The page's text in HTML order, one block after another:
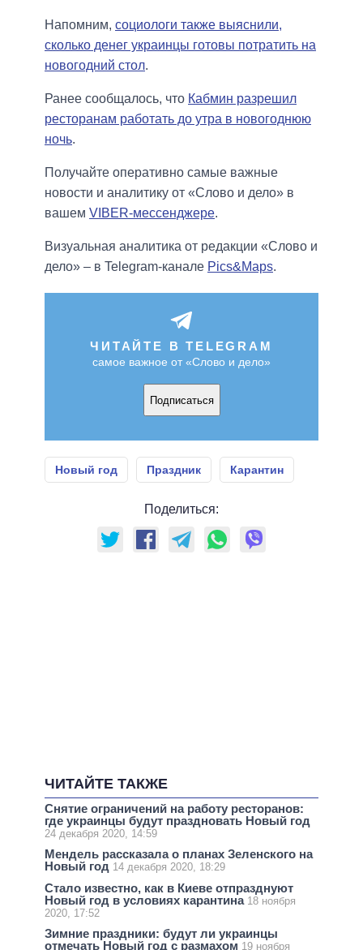
Напомним, социологи также выяснили,
сколько денег украинцы готовы потратить на
новогодний стол.
Ранее сообщалось, что Кабмин разрешил
ресторанам работать до утра в новогоднюю
ночь.
Получайте оперативно самые важные
новости и аналитику от «Слово и дело» в
вашем VIBER-мессенджере.
Визуальная аналитика от редакции «Слово и
дело» – в Telegram-канале Pics&Maps.
ЧИТАЙТЕ В TELEGRAM
самое важное от «Слово и дело»
Подписаться
Новый год Праздник Карантин
Поделиться:
ЧИТАЙТЕ ТАКЖЕ
Снятие ограничений на работу ресторанов:
где украинцы будут праздновать Новый год
24 декабря 2020, 14:59
Мендель рассказала о планах Зеленского на
Новый год 14 декабря 2020, 18:29
Стало известно, как в Киеве отпразднуют
Новый год в условиях карантина 18 ноября
2020, 17:52
Зимние праздники: будут ли украинцы
отмечать Новый год с размахом 19 ноября